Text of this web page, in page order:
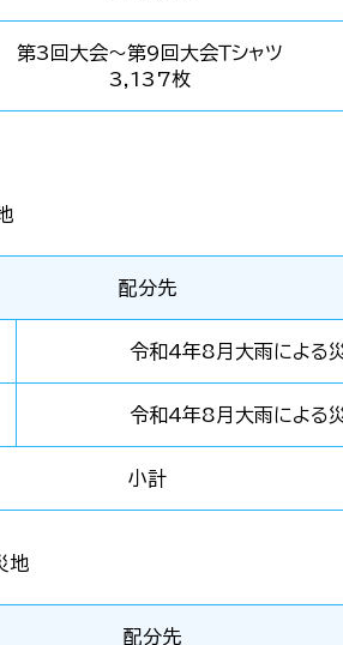
第3回大会～第9回大会Ｔシャツ
3,137枚
配分先
令和4年8月大雨による
令和4年8月大雨による
小計
地
配分先